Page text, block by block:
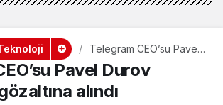
Telegram CEO’su Pavel
Durov Fransa’da
gözaltına alındı
Pavel Durov
alındı